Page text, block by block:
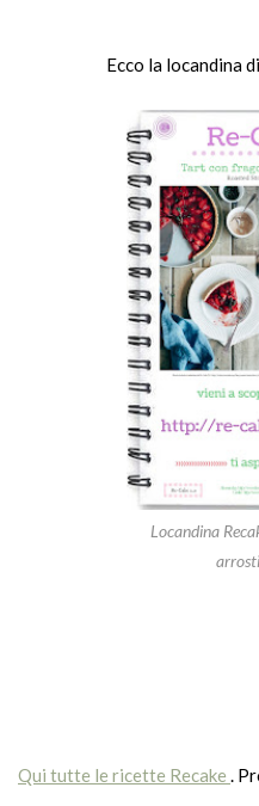
Ecco la locandina
Locandina
Qui tutte le ricette Recake .